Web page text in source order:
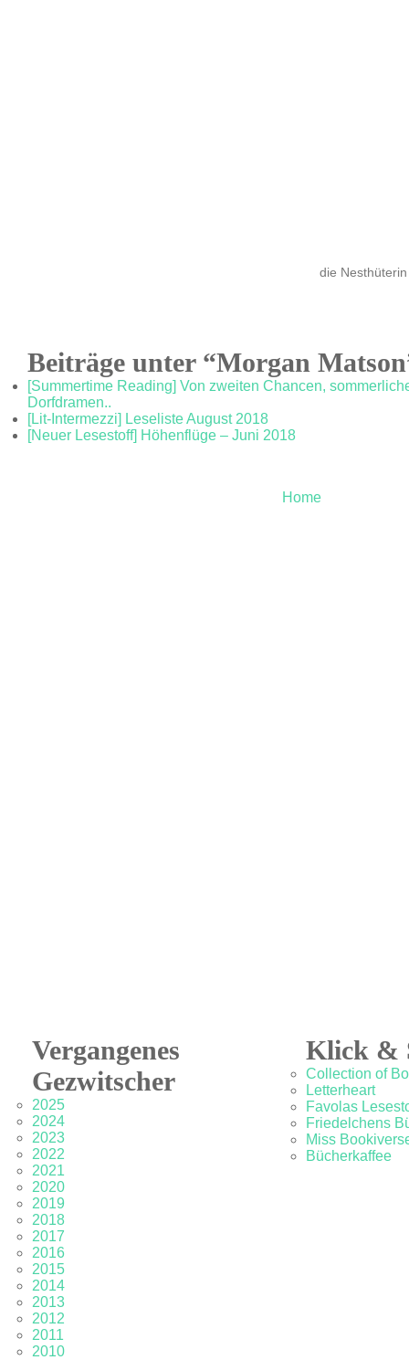
die Nesthüterin
Beiträge unter “Morgan
[Summertime Reading] Von zweiten Chancen,
Dorfdramen..
[Lit-Intermezzi] Leseliste August 2018
[Neuer Lesestoff] Höhenflüge – Juni 2018
Home
Vergangenes
Gezwitscher
2025
2024
2023
2022
2021
2020
2019
2018
2017
2016
2015
2014
2013
2012
2011
2010
Klick &
Collection of
Letterheart
Favolas
Friedelchens
Miss
Bücherkaffee